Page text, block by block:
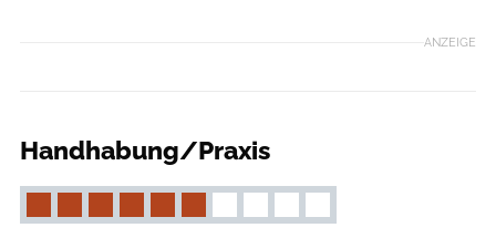
ANZEIGE
Handhabung/Praxis